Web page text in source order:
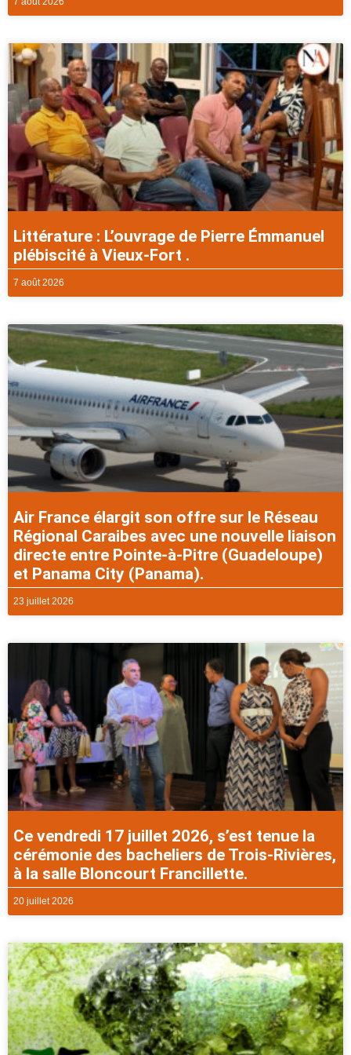
Littérature : L’ouvrage de Pierre Émmanuel
plébiscité à Vieux-Fort .
7 août 2026
Air France élargit son offre sur le Réseau
Régional Caraibes avec une nouvelle liaison
directe entre Pointe-à-Pitre (Guadeloupe)
et Panama City (Panama).
23 juillet 2026
Ce vendredi 17 juillet 2026, s’est tenue la
cérémonie des bacheliers de Trois-Rivières,
à la salle Bloncourt Francillette.
20 juillet 2026